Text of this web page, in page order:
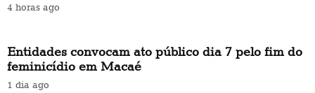
4 horas ago
Entidades convocam ato público dia 7 pelo fim do
feminicídio em Macaé
1 dia ago